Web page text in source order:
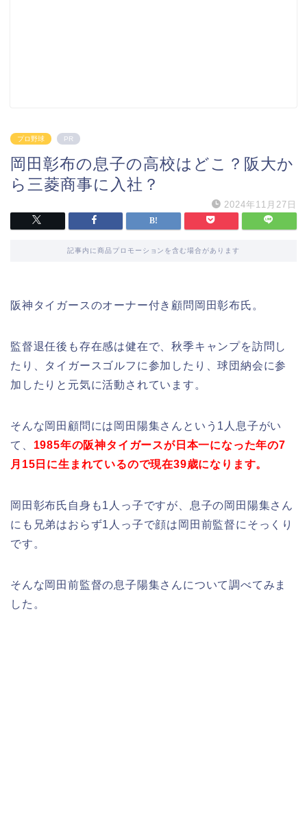
プロ野球 PR
岡田彰布の息子の高校はどこ？阪大か
ら三菱商事に入社？
2024年11月27日
記事内に商品プロモーションを含む場合があります
阪神タイガースのオーナー付き顧問岡田彰布氏。
監督退任後も存在感は健在で、秋季キャンプを訪問し
たり、タイガースゴルフに参加したり、球団納会に参
加したりと元気に活動されています。
そんな岡田顧問には岡田陽集さんという1人息子がい
て、 1985年の阪神タイガースが日本一になった年の7
月15日に生まれているので現在39歳になります。
岡田彰布氏自身も1人っ子ですが、息子の岡田陽集さん
にも兄弟はおらず1人っ子で顔は岡田前監督にそっくり
です。
そんな岡田前監督の息子陽集さんについて調べてみま
した。